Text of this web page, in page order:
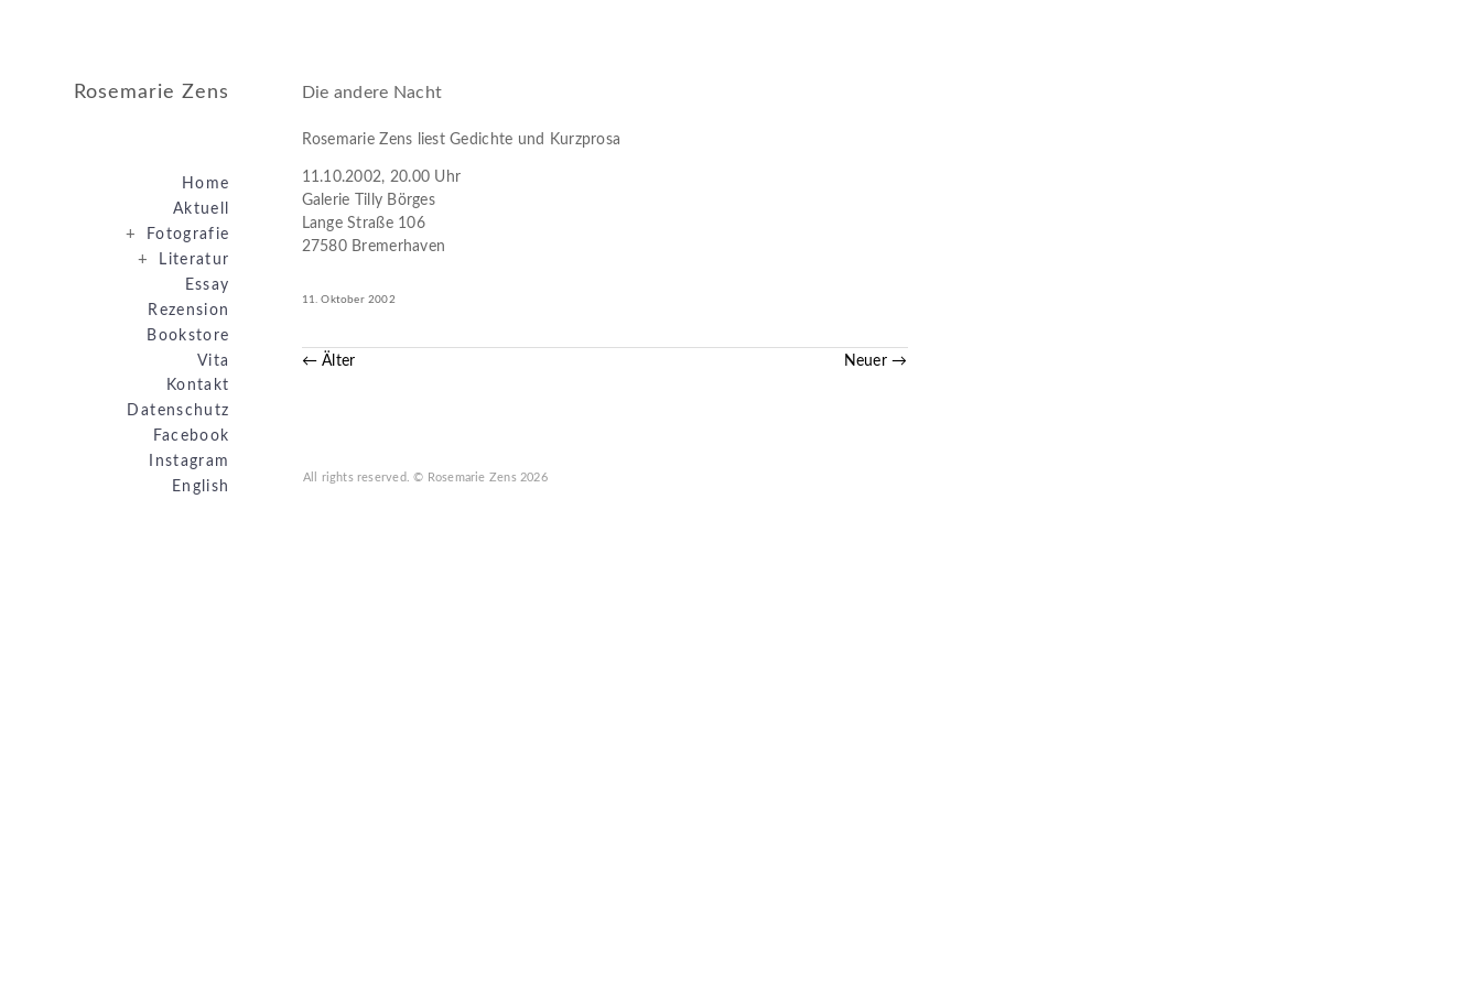
Rosemarie Zens
Home
Aktuell
+ Fotografie
+
Literatur
Essay
Rezension
Bookstore
Vita
Kontakt
Datenschutz
Facebook
Instagram
English
Die andere Nacht
Rosemarie Zens liest Gedichte und Kurzprosa
11.10.2002, 20.00 Uhr
Galerie Tilly Börges
Lange Straße 106
27580 Bremerhaven
11. Oktober 2002
← Älter Neuer →
All rights reserved.© Rosemarie Zens2026